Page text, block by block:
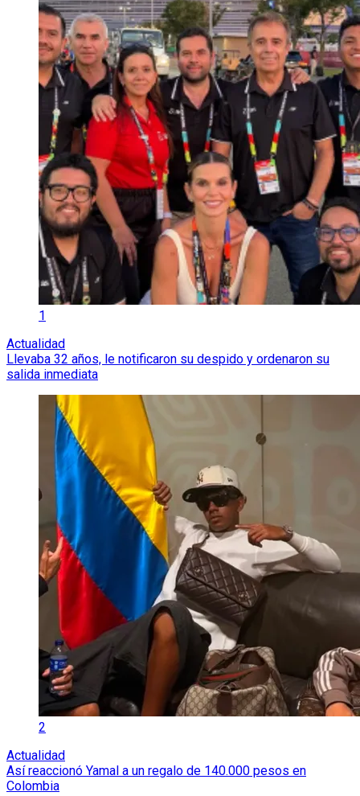
1
Actualidad
Llevaba 32 años, le notificaron su despido y ordenaron su
salida inmediata
2
Actualidad
Así reaccionó Yamal a un regalo de 140.000 pesos en
Colombia